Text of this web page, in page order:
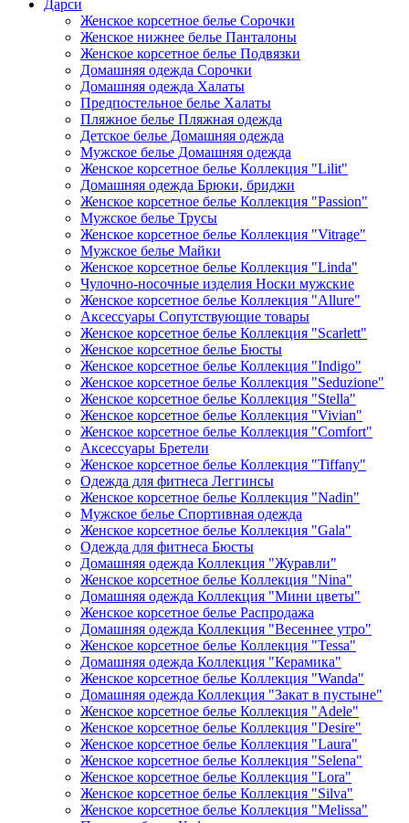
Дарси
Женское корсетное белье Сорочки
Женское нижнее белье Панталоны
Женское корсетное белье Подвязки
Домашняя одежда Сорочки
Домашняя одежда Халаты
Предпостельное белье Халаты
Пляжное белье Пляжная одежда
Детское белье Домашняя одежда
Мужское белье Домашняя одежда
Женское корсетное белье Коллекция "Lilit"
Домашняя одежда Брюки, бриджи
Женское корсетное белье Коллекция "Passion"
Мужское белье Трусы
Женское корсетное белье Коллекция "Vitrage"
Мужское белье Майки
Женское корсетное белье Коллекция "Linda"
Чулочно-носочные изделия Носки мужские
Женское корсетное белье Коллекция "Allure"
Аксессуары Сопутствующие товары
Женское корсетное белье Коллекция "Scarlett"
Женское корсетное белье Бюсты
Женское корсетное белье Коллекция "Indigo"
Женское корсетное белье Коллекция "Seduzione"
Женское корсетное белье Коллекция "Stella"
Женское корсетное белье Коллекция "Vivian"
Женское корсетное белье Коллекция "Comfort"
Аксессуары Бретели
Женское корсетное белье Коллекция "Tiffany"
Одежда для фитнеса Леггинсы
Женское корсетное белье Коллекция "Nadin"
Мужское белье Спортивная одежда
Женское корсетное белье Коллекция "Gala"
Одежда для фитнеса Бюсты
Домашняя одежда Коллекция "Журавли"
Женское корсетное белье Коллекция "Nina"
Домашняя одежда Коллекция "Мини цветы"
Женское корсетное белье Распродажа
Домашняя одежда Коллекция "Весеннее утро"
Женское корсетное белье Коллекция "Tessa"
Домашняя одежда Коллекция "Керамика"
Женское корсетное белье Коллекция "Wanda"
Домашняя одежда Коллекция "Закат в пустыне"
Женское корсетное белье Коллекция "Adele"
Женское корсетное белье Коллекция "Desire"
Женское корсетное белье Коллекция "Laura"
Женское корсетное белье Коллекция "Selena"
Женское корсетное белье Коллекция "Lora"
Женское корсетное белье Коллекция "Silva"
Женское корсетное белье Коллекция "Melissa"